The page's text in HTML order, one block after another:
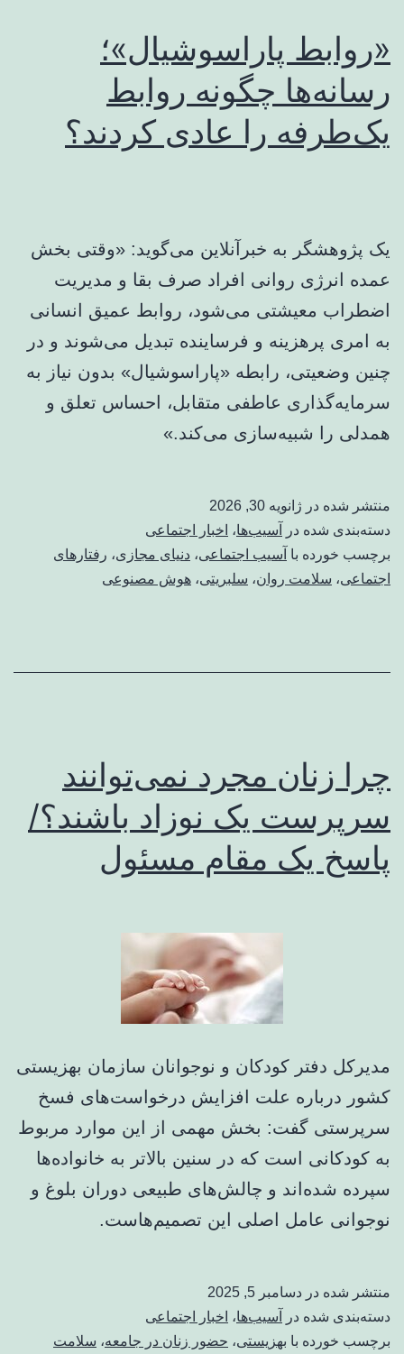
«روابط پاراسوشیال»؛
رسانه‌ها چگونه روابط
یک‌طرفه را عادی کردند؟
یک پژوهشگر به خبرآنلاین می‌گوید: «وقتی بخش
عمده انرژی روانی افراد صرف بقا و مدیریت
اضطراب معیشتی می‌شود، روابط عمیق انسانی
به امری پرهزینه و فرساینده تبدیل می‌شوند و در
چنین وضعیتی، رابطه «پاراسوشیال» بدون نیاز به
سرمایه‌گذاری عاطفی متقابل، احساس تعلق و
همدلی را شبیه‌سازی می‌کند.»
منتشر شده در ژانویه 30, 2026
دسته‌بندی شده در
آسیب‌ها، اخبار اجتماعی
برچسب خورده با آسیب اجتماعی، دنیای مجازی، رفتارهای
اجتماعی، سلامت روان، سلبریتی، هوش مصنوعی
چرا زنان مجرد نمی‌توانند
سرپرست یک نوزاد باشند؟/
پاسخ یک مقام مسئول
مدیرکل دفتر کودکان و نوجوانان سازمان بهزیستی
کشور درباره علت افزایش درخواست‌های فسخ
سرپرستی گفت: بخش مهمی از این موارد مربوط
به کودکانی است که در سنین بالاتر به خانواده‌ها
سپرده شده‌اند و چالش‌های طبیعی دوران بلوغ و
نوجوانی عامل اصلی این تصمیم‌هاست.
منتشر شده در دسامبر 5, 2025
دسته‌بندی شده در
آسیب‌ها، اخبار اجتماعی
برچسب خورده با بهزیستی، حضور زنان در جامعه، سلامت